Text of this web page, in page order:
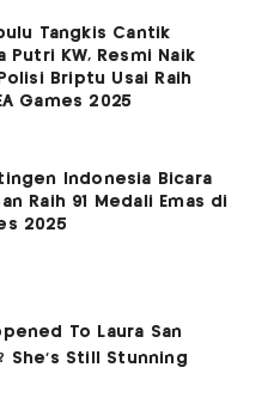
Tangkis Cantik
Putri KW, Resmi Naik
Briptu Usai Raih
Games 2025
Indonesia Bicara
Raih 91 Medali Emas di
2025